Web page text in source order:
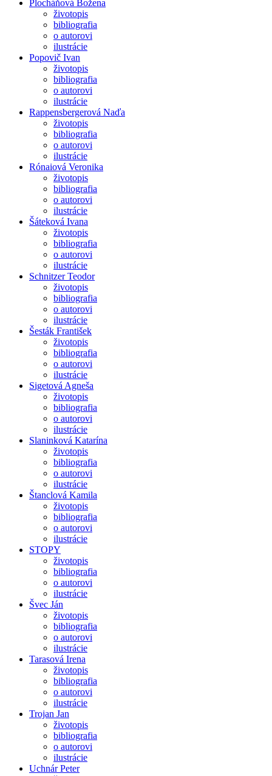
Plocháňová Božena
životopis
bibliografia
o autorovi
ilustrácie
Popovič Ivan
životopis
bibliografia
o autorovi
ilustrácie
Rappensbergerová Naďa
životopis
bibliografia
o autorovi
ilustrácie
Rónaiová Veronika
životopis
bibliografia
o autorovi
ilustrácie
Šáteková Ivana
životopis
bibliografia
o autorovi
ilustrácie
Schnitzer Teodor
životopis
bibliografia
o autorovi
ilustrácie
Šesták František
životopis
bibliografia
o autorovi
ilustrácie
Sigetová Agneša
životopis
bibliografia
o autorovi
ilustrácie
Slaninková Katarína
životopis
bibliografia
o autorovi
ilustrácie
Štanclová Kamila
životopis
bibliografia
o autorovi
ilustrácie
STOPY
životopis
bibliografia
o autorovi
ilustrácie
Švec Ján
životopis
bibliografia
o autorovi
ilustrácie
Tarasová Irena
životopis
bibliografia
o autorovi
ilustrácie
Trojan Jan
životopis
bibliografia
o autorovi
ilustrácie
Uchnár Peter